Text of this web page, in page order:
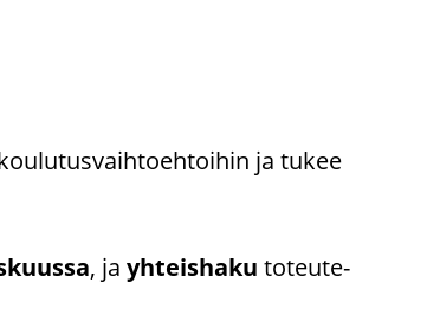
ja tukee
, ja yh­teis­ha­ku to­teu­te­